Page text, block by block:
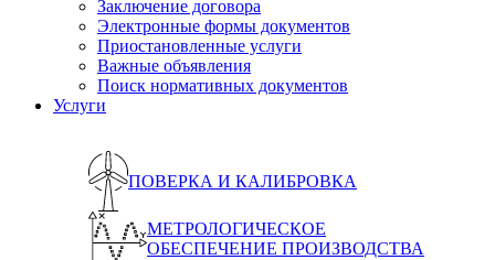
Заключение договора
Электронные формы документов
Приостановленные услуги
Важные объявления
Поиск нормативных документов
Услуги
ПОВЕРКА И КАЛИБРОВКА
МЕТРОЛОГИЧЕСКОЕ
ОБЕСПЕЧЕНИЕ ПРОИЗВОДСТВА